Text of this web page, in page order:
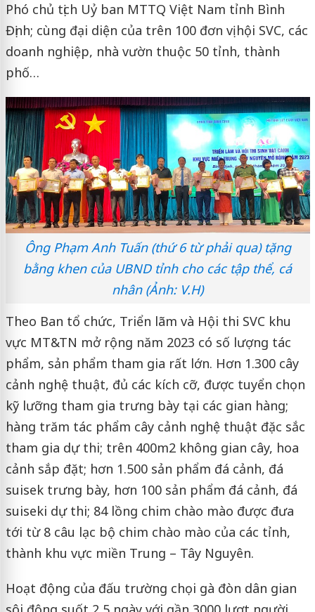
Phó chủ tịch Uỷ ban MTTQ Việt Nam tỉnh Bình
Định; cùng đại diện của trên 100 đơn vị hội SVC, các
doanh nghiệp, nhà vườn thuộc 50 tỉnh, thành
phố…
Ông Phạm Anh Tuấn (thứ 6 từ phải qua) tặng
bằng khen của UBND tỉnh cho các tập thể, cá
nhân (Ảnh: V.H)
Theo Ban tổ chức, Triển lãm và Hội thi SVC khu
vực MT&TN mở rộng năm 2023 có số lượng tác
phẩm, sản phẩm tham gia rất lớn. Hơn 1.300 cây
cảnh nghệ thuật, đủ các kích cỡ, được tuyển chọn
kỹ lưỡng tham gia trưng bày tại các gian hàng;
hàng trăm tác phẩm cây cảnh nghệ thuật đặc sắc
tham gia dự thi; trên 400m2 không gian cây, hoa
cảnh sắp đặt; hơn 1.500 sản phẩm đá cảnh, đá
suisek trưng bày, hơn 100 sản phẩm đá cảnh, đá
suiseki dự thi; 84 lồng chim chào mào được đưa
tới từ 8 câu lạc bộ chim chào mào của các tỉnh,
thành khu vực miền Trung – Tây Nguyên.
Hoạt động của đấu trường chọi gà đòn dân gian